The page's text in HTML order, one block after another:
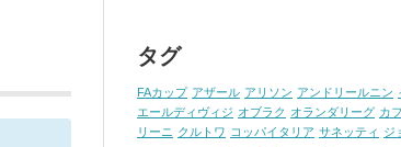
タグ
FAカップ アザール アリソン アンドリールニン
エールディヴィジ オブラク オランダリーグ カ
リーニ クルトワ コッパイタリア サネッティ ジ